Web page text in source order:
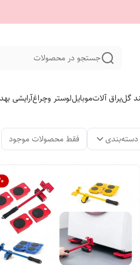
جستجو در محصولات
گلیراق آلاتموبایللوستر وچراغآرایشی
دسته‌بندی فقط محصولات موجود